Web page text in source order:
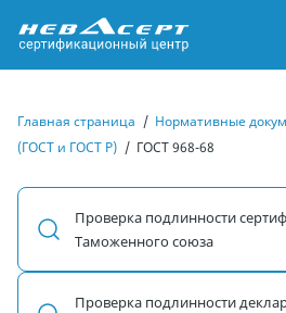
Главная страница / Нормативные
(ГОСТ и ГОСТ Р) / ГОСТ 968-68
Проверка подлинности
Таможенного союза
Проверка подлинности